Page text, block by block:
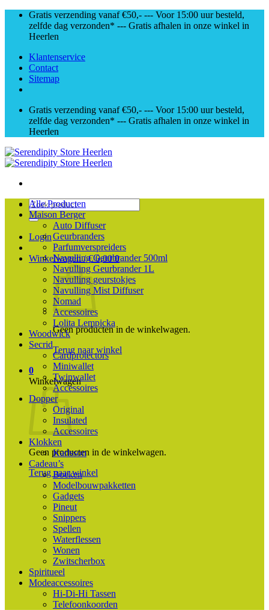
Skip
content
Gratis verzending vanaf €50,- --- Voor 15:00 uur besteld,
zelfde dag verzonden* --- Gratis afhalen in onze winkel in
Heerlen
Klantenservice
Contact
Sitemap
Gratis verzending vanaf €50,- --- Voor 15:00 uur besteld,
zelfde dag verzonden* --- Gratis afhalen in onze winkel in
Heerlen
Zoeken
naar:
Login
Winkelwagen /€0,00 0
Geen producten in de winkelwagen.
Terug naar winkel
0
Winkelwagen
Geen producten in de winkelwagen.
Terug naar winkel
Alle Producten
Maison Berger
Auto Diffuser
Geurbranders
Parfumverspreiders
Navulling Geurbrander 500ml
Navulling Geurbrander 1L
Navulling geurstokjes
Navulling Mist Diffuser
Nomad
Accessoires
Lolita Lempicka
Woodwick
Secrid
Cardprotectors
Miniwallet
Twinwallet
Accessoires
Dopper
Original
Insulated
Accessoires
Klokken
Karlsson
Cadeau’s
Boeken
Modelbouwpakketten
Gadgets
Pineut
Snippers
Spellen
Waterflessen
Wonen
Zwitscherbox
Spiritueel
Modeaccessoires
Hi-Di-Hi Tassen
Telefoonkoorden